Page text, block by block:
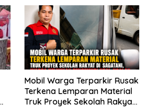
Mobil Warga Terparkir Rusak
Terkena Lemparan Material
Truk Proyek Sekolah Rakyat